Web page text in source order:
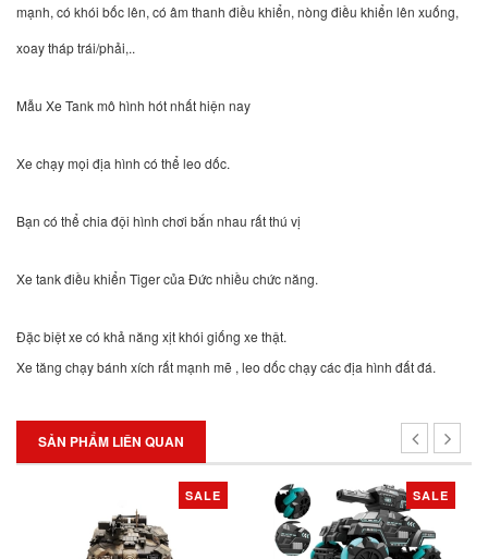
mạnh, có khói bốc lên, có âm thanh điều khiển, nòng điều khiển lên xuống,
xoay tháp trái/phải,..
Mẫu Xe Tank mô hình hót nhất hiện nay
Xe chạy mọi địa hình có thể leo dốc.
Bạn có thể chia đội hình chơi bắn nhau rất thú vị
Xe tank điều khiển Tiger của Đức nhiều chức năng.
Đặc biệt xe có khả năng xịt khói giống xe thật.
Xe tăng chạy bánh xích rất mạnh mẽ , leo dốc chạy các địa hình đất đá.
SẢN PHẨM LIÊN QUAN
SALE SALE